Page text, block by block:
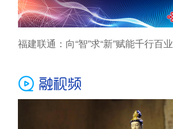
福建联通：向“智”求“新”赋能千行百业